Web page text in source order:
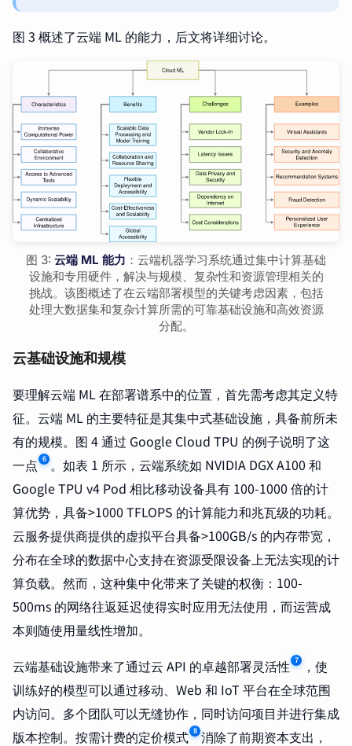
图 3 概述了云端 ML 的能力，后文将详细讨论。
图 3: 云端 ML 能力 ：云端机器学习系统通过集中计算基础
设施和专用硬件，解决与规模、复杂性和资源管理相关的
挑战。该图概述了在云端部署模型的关键考虑因素，包括
处理大数据集和复杂计算所需的可靠基础设施和高效资源
分配。
云基础设施和规模
要理解云端 ML 在部署谱系中的位置，首先需考虑其定义特
征。云端 ML 的主要特征是其集中式基础设施，具备前所未
有的规模。图 4 通过 Google Cloud TPU 的例子说明了这
一点 6 。如表 1 所示，云端系统如 NVIDIA DGX A100 和
Google TPU v4 Pod 相比移动设备具有 100-1000 倍的计
算优势，具备>1000 TFLOPS 的计算能力和兆瓦级的功耗。
云服务提供商提供的虚拟平台具备>100GB/s 的内存带宽，
分布在全球的数据中心支持在资源受限设备上无法实现的计
算负载。然而，这种集中化带来了关键的权衡：100-
500ms 的网络往返延迟使得实时应用无法使用，而运营成
本则随使用量线性增加。
云端基础设施带来了通过云 API 的卓越部署灵活性 7
，使
训练好的模型可以通过移动、Web 和 IoT 平台在全球范围
内访问。多个团队可以无缝协作，同时访问项目并进行集成
版本控制。按需计费的定价模式 8 消除了前期资本支出，